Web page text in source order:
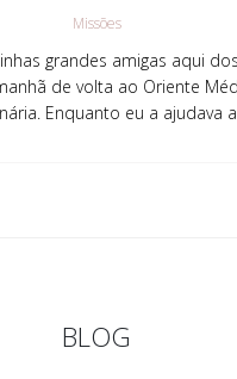
Missões
grandes amigas aqui
de volta ao Oriente
Enquanto eu a ajudava
BLOG